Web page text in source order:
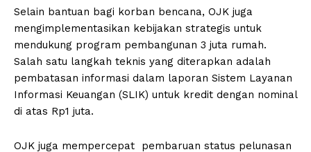
Selain bantuan bagi korban bencana, OJK juga
mengimplementasikan kebijakan strategis untuk
mendukung program pembangunan 3 juta rumah.
Salah satu langkah teknis yang diterapkan adalah
pembatasan informasi dalam laporan Sistem Layanan
Informasi Keuangan (SLIK) untuk kredit dengan nominal
di atas Rp1 juta.
OJK juga mempercepat pembaruan status pelunasan